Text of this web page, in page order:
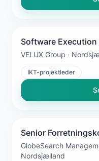
Software Execution
VELUX Group ·
IKT-projektleder
Senior
GlobeSearch
Nordsjælland